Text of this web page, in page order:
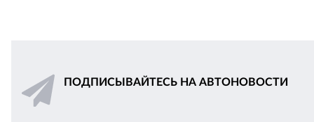
ПОДПИСЫВАЙТЕСЬ НА АВТОНОВОСТИ